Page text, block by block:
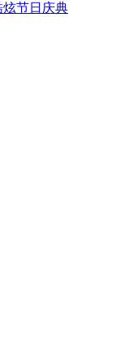
炫节日庆典